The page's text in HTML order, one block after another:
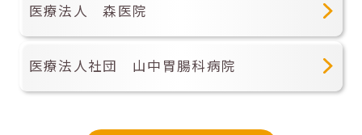
医療法人 森医院
医療法人社団 山中胃腸科病院